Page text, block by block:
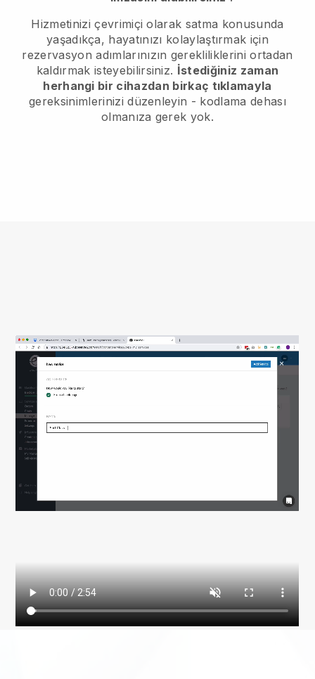
Hizmetinizi çevrimiçi olarak satma konusunda
yaşadıkça, hayatınızı kolaylaştırmak için
rezervasyon adımlarınızın gerekliliklerini ortadan
kaldırmak isteyebilirsiniz. İstediğiniz zaman
herhangi bir cihazdan birkaç tıklamayla
gereksinimlerinizi düzenleyin - kodlama dehası
olmanıza gerek yok.